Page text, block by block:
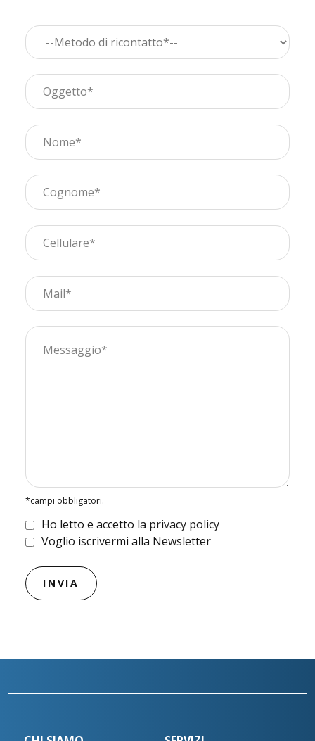
*campi obbligatori.
Ho letto e accetto la privacy policy
Voglio iscrivermi alla Newsletter